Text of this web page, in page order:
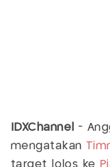
IDXChannel -
mengatakan
target lolos ke